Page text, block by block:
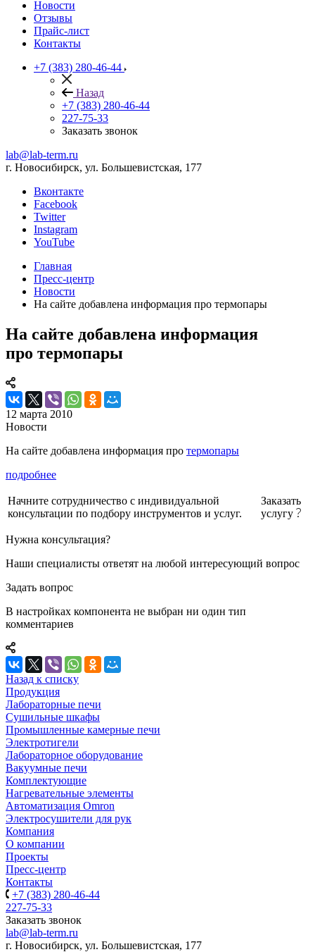
Новости
Отзывы
Прайс-лист
Контакты
+7 (383) 280-46-44
Назад
+7 (383) 280-46-44
227-75-33
Заказать звонок
lab@lab-term.ru
г. Новосибирск, ул. Большевистская, 177
Вконтакте
Facebook
Twitter
Instagram
YouTube
Главная
Пресс-центр
Новости
На сайте добавлена информация про термопары
На сайте добавлена информация
про термопары
12 марта 2010
Новости
На сайте добавлена информация про термопары
подробнее
Начните сотрудничество с индивидуальной
консультации по подбору инструментов и услуг.
Заказать
услугу
Нужна консультация?
Наши специалисты ответят на любой интересующий вопрос
Задать вопрос
В настройках компонента не выбран ни один тип
комментариев
Назад к списку
Продукция
Лабораторные печи
Сушильные шкафы
Промышленные камерные печи
Электротигели
Лабораторное оборудование
Вакуумные печи
Комплектующие
Нагревательные элементы
Автоматизация Omron
Электросушители для рук
Компания
О компании
Проекты
Пресс-центр
Контакты
+7 (383) 280-46-44
227-75-33
Заказать звонок
lab@lab-term.ru
г. Новосибирск, ул. Большевистская, 177